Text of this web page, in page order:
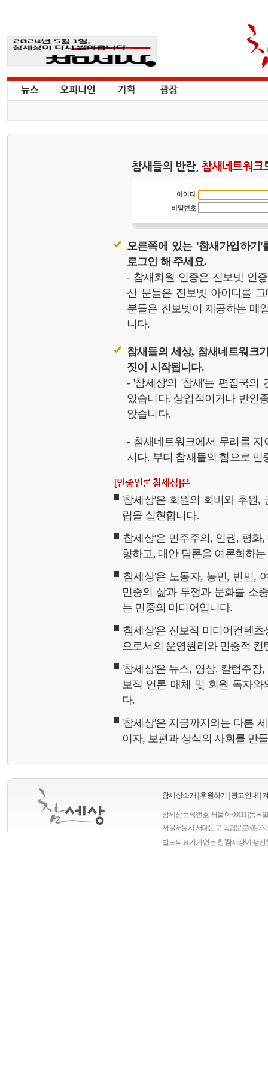
참새들의 반란, 참새네트워크
오른쪽에 있는 '참새가입하기
로그인 해 주세요.
- 참새회원 인증은 진보넷 인
신 분들은 진보넷 아이디를
분들은 진보넷이 제공하는 메
니다.
참새들의 세상, 참새네트워크
짓이 시작됩니다.
- '참세상'의 '참새'는 편집국의
있습니다. 상업적이거나 반인
않습니다.
- 참새네트워크에서 무리를
시다. 부디 참새들의 힘으로 민
[민중언론 참세상]은
'참세상'은 회원의 회비와 후원,
립을 실현합니다.
'참세상'은 민주주의, 인권, 평
향하고, 대안 담론을 여론화하
'참세상'은 노동자, 농민, 빈민,
민중의 삶과 투쟁과 문화를 소
는 민중의 미디어입니다.
'참세상'은 진보적 미디어컨텐
으로서의 운영원리와 민중적
'참세상'은 뉴스, 영상, 칼럼주
보적 언론 매체 및 회원 독자와
다.
'참세상'은 지금까지와는 다른
이자, 보편과 상식의 사회를 만
참세상소개 후원하기 광고안내
참세상 등록번호: 서울 아 00111 | 등록
서울서울시 서대문구 독립문로8길 23
별도의 표기가 없는 한 '참세상'이 생